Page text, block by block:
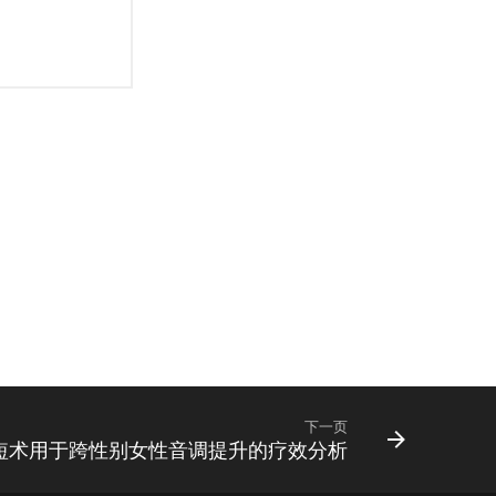
下一页
术用于跨性别女性音调提升的疗效分析